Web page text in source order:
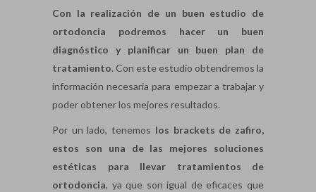
Con la realización de un buen estudio de
ortodoncia podremos hacer un buen
diagnóstico y planificar un buen plan de
tratamiento. Con este estudio obtendremos la
información necesaria para empezar a trabajar y
poder obtener los mejores resultados.
Por un lado, tenemos los brackets de zafiro,
estos son una de las mejores soluciones
estéticas para llevar tratamientos de
ortodoncia, ya que son igual de eficaces que